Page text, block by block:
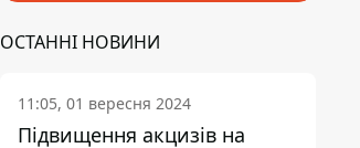
ОСТАННІ НОВИНИ
11:05, 01 вересня 2024
Підвищення акцизів на